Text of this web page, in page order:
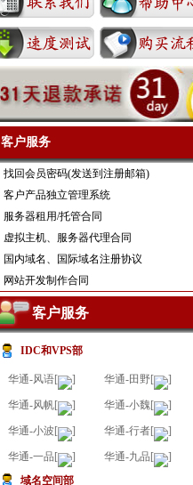
客户服务
找回会员密码(发送到注册邮箱)
客户产品独立管理系统
服务器租用/托管合同
虚拟主机
服务器代理合同
国内域名、国际域名注册协议
网站开发制作合同
客户服务
IDC和VPS部
华通-风语[ ] 华通-田野[ ]
华通-风帆[ ] 华通-小魏[ ]
华通-小波[ ] 华通-行者[ ]
华通-一品[ ] 华通-九品[
]
域名空间部